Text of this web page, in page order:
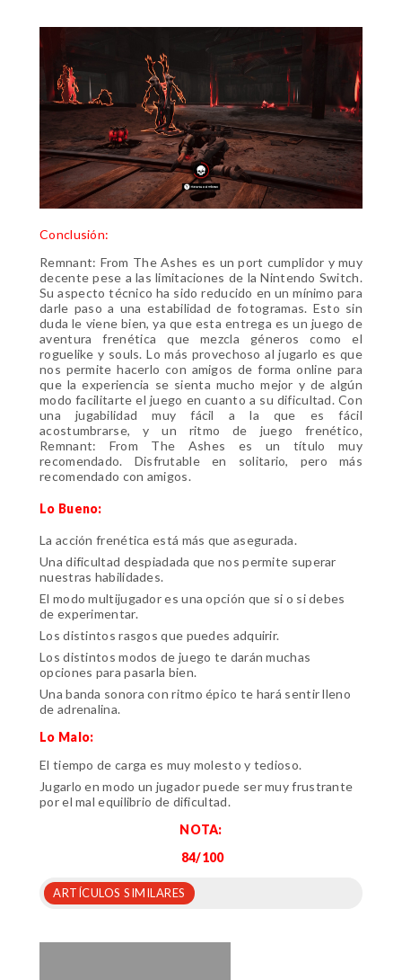
Conclusión:
Remnant: From The Ashes es un port cumplidor y muy
decente pese a las limitaciones de la Nintendo Switch.
Su aspecto técnico ha sido reducido en un mínimo para
darle paso a una estabilidad de fotogramas. Esto sin
duda le viene bien, ya que esta entrega es un juego de
aventura frenética que mezcla géneros como el
roguelike y souls. Lo más provechoso al jugarlo es que
nos permite hacerlo con amigos de forma online para
que la experiencia se sienta mucho mejor y de algún
modo facilitarte el juego en cuanto a su dificultad. Con
una jugabilidad muy fácil a la que es fácil
acostumbrarse, y un ritmo de juego frenético,
Remnant: From The Ashes es un título muy
recomendado. Disfrutable en solitario, pero más
recomendado con amigos.
Lo Bueno:
La acción frenética está más que asegurada.
Una dificultad despiadada que nos permite superar
nuestras habilidades.
El modo multijugador es una opción que si o si debes
de experimentar.
Los distintos rasgos que puedes adquirir.
Los distintos modos de juego te darán muchas
opciones para pasarla bien.
Una banda sonora con ritmo épico te hará sentir lleno
de adrenalina.
Lo Malo:
El tiempo de carga es muy molesto y tedioso.
Jugarlo en modo un jugador puede ser muy frustrante
por el mal equilibrio de dificultad.
NOTA:
84/100
ARTÍCULOS SIMILARES